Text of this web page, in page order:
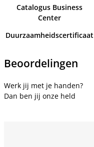
Catalogus Business
Center
Duurzaamheidscertificaat
Beoordelingen
Werk jij met je handen?
Dan ben jij onze held